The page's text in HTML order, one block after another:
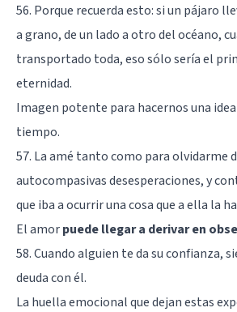
56. Porque recuerda esto: si un pájaro
a grano, de un lado a otro del océano,
transportado toda, eso sólo sería el
eternidad.
Imagen potente para hacernos una
tiempo.
57. La amé tanto como para olvidarme
autocompasivas desesperaciones, y
que iba a ocurrir una cosa que a ella la
El amorpuede llegar a derivar en
58. Cuando alguien te da su confianza,
deuda con él.
La huella emocional que dejan estas